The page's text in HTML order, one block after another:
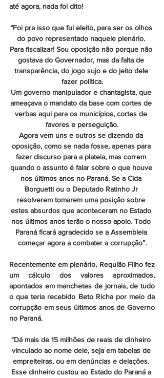
até agora, nada foi dito!
“Foi pra isso que fui eleito, para ser os olhos
do povo representado naquele plenário.
Para fiscalizar! Sou oposição não porque não
gostava do Governador, mas da falta de
transparência, do jogo sujo e do jeito dele
fazer política.
Um governo manipulador e chantagista, que
ameaçava o mandato da base com cortes de
verbas aqui para os municípios, cortes de
favores e perseguição.
Agora vem uns e outros se dizendo da
oposição, como se nada fosse, apenas para
fazer discurso para a plateia, mas correm
quando o assunto é falar sobre o que houve
nos últimos anos no Paraná. Se a Cida
Borguetti ou o Deputado Ratinho Jr
resolverem tomarem uma posição sobre
estes absurdos que aconteceram no Estado
nos últimos anos terão o nosso apoio. Todo
Paraná ficará agradecido se a Assembleia
começar agora a combater a corrupção”.
Recentemente em plenário, Requião Filho fez
um cálculo dos valores aproximados,
apontados em manchetes de jornais, de tudo
o que teria recebido Beto Richa por meio da
corrupção em seus últimos anos de Governo
no Paraná.
"Dá mais de 15 milhões de reais de dinheiro
vinculado ao nome dele, seja em tabelas de
empreiteiras, ou em denúncias e delações.
Esse dinheiro custou ao Estado do Paraná a